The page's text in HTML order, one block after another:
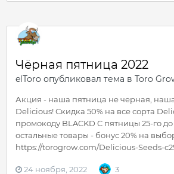
Чёрная пятница 2022
elToro опубликовал тема в Toro
Акция - наша пятница не черная,
Delicious! Скидка 50% на все сорта
промокоду BLACKD C пятницы 25-го
остальные товары - бонус 20% на
https://torogrow.com/Delicious-Seeds-
24 ноября, 2022 3